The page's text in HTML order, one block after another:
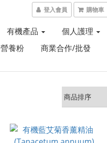
登入會員 購物車
有機產品 個人護理
營養粉 商業合作/批發